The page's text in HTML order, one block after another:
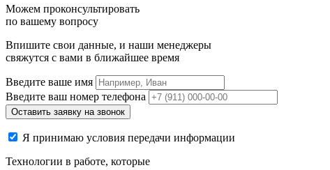
Можем проконсультировать
по вашему вопросу
Впишите свои данные, и наши менеджеры
свяжутся с вами в ближайшее время
Введите ваше имя
Введите ваш номер телефона
Я принимаю условия передачи информации
Технологии в работе, которые